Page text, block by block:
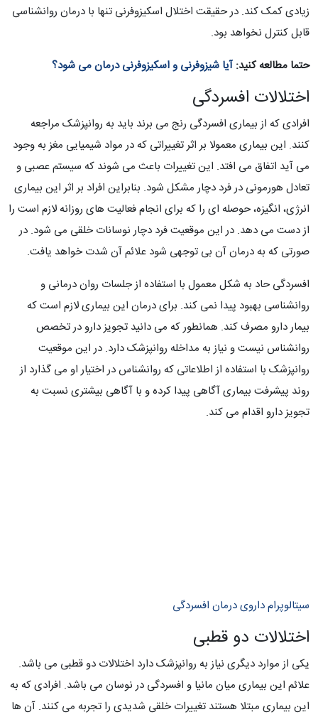
زیادی کمک کند. در حقیقت اختلال اسکیزوفرنی تنها با درمان روانشناسی
قابل کنترل نخواهد بود.
حتما مطالعه کنید: آیا شیزوفرنی و اسکیزوفرنی درمان می شود؟
اختلالات افسردگی
افرادی که از بیماری افسردگی رنج می برند باید به روانپزشک مراجعه
کنند. این بیماری معمولا بر اثر تغییراتی که در مواد شیمیایی مغز به وجود
می آید اتفاق می افتد. این تغییرات باعث می شوند که سیستم عصبی و
تعادل هورمونی در فرد دچار مشکل شود. بنابراین افراد بر اثر این بیماری
انرژی، انگیزه، حوصله ای را که برای انجام فعالیت های روزانه لازم است را
از دست می دهد. در این موقعیت فرد دچار نوسانات خلقی می شود. در
صورتی که به درمان آن بی توجهی شود علائم آن شدت خواهد یافت.
افسردگی حاد به شکل معمول با استفاده از جلسات روان درمانی و
روانشناسی بهبود پیدا نمی کند. برای درمان این بیماری لازم است که
بیمار دارو مصرف کند. همانطور که می دانید تجویز دارو در تخصص
روانشناس نیست و نیاز به مداخله روانپزشک دارد. در این موقعیت
روانپزشک با استفاده از اطلاعاتی که روانشناس در اختیار او می گذارد از
روند پیشرفت بیماری آگاهی پیدا کرده و با آگاهی بیشتری نسبت به
تجویز دارو اقدام می کند.
سیتالوپرام داروی درمان افسردگی
اختلالات دو قطبی
یکی از موارد دیگری نیاز به روانپزشک دارد اختلالات دو قطبی می باشد.
علائم این بیماری میان مانیا و افسردگی در نوسان می باشد. افرادی که به
این بیماری مبتلا هستند تغییرات خلقی شدیدی را تجربه می کنند. آن ها